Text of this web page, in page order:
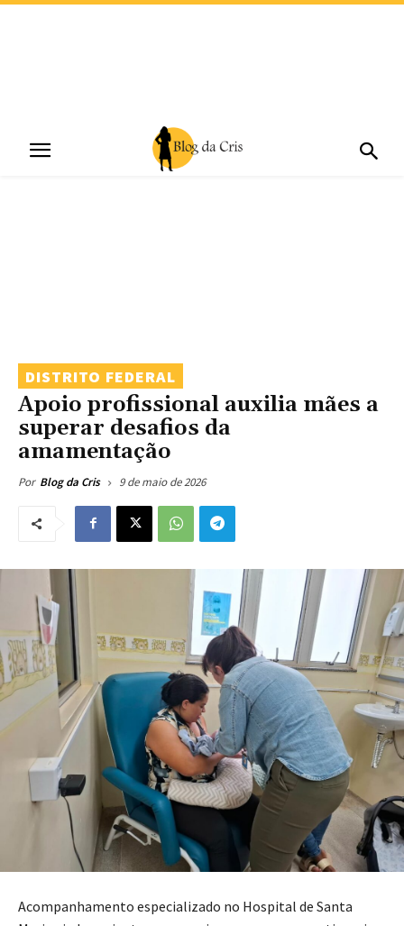
DISTRITO FEDERAL
Apoio profissional auxilia mães a
superar desafios da
amamentação
Por Blog da Cris 9 de maio de 2026
Acompanhamento especializado no Hospital de Santa